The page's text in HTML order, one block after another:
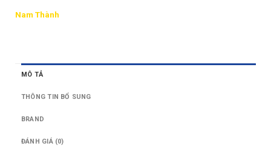
Nam Thành
MÔ TẢ
THÔNG TIN BỔ SUNG
BRAND
ĐÁNH GIÁ (0)